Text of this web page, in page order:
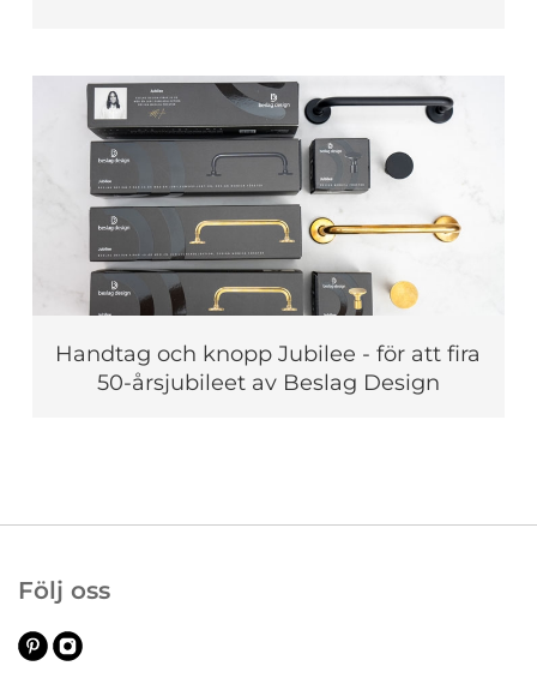
Handtag och knopp Jubilee - för att fira
50-årsjubileet av Beslag Design
Följ oss